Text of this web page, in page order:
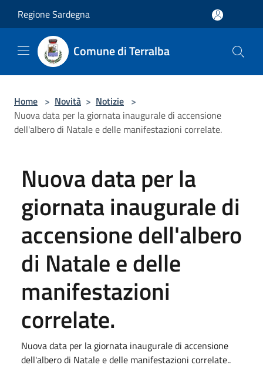
Regione Sardegna
Comune di Terralba
Home > Novità > Notizie >
Nuova data per la giornata inaugurale di accensione
dell'albero di Natale e delle manifestazioni correlate.
Nuova data per la
giornata inaugurale di
accensione dell'albero
di Natale e delle
manifestazioni
correlate.
Nuova data per la giornata inaugurale di accensione
dell'albero di Natale e delle manifestazioni correlate..